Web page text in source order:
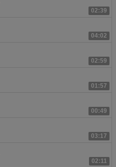
02:39
04:02
02:59
01:57
00:49
03:17
02:11